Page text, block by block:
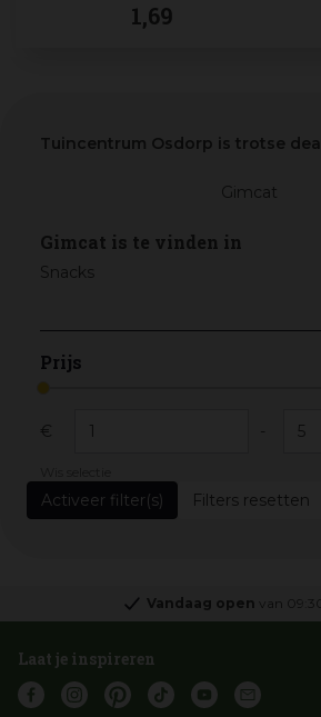
1,69
Tuincentrum Osdorp is trotse
Gimcat
Gimcat is te vinden in
Snacks
Prijs
€ -
Filters resetten
Vandaag open van 09:30
Laat je inspireren